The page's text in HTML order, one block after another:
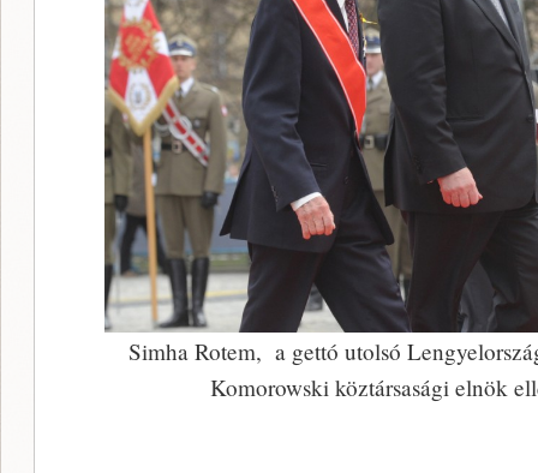
Simha Rotem, a gettó utolsó
Komorowski köztársasági elnök